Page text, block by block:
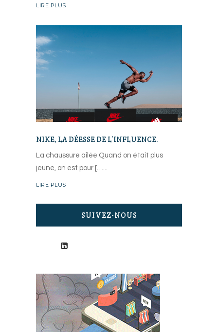
LIRE PLUS
NIKE, LA DÉESSE DE L’INFLUENCE.
La chaussure ailée Quand on était plus
jeune, on est pour […
LIRE PLUS
SUIVEZ-NOUS